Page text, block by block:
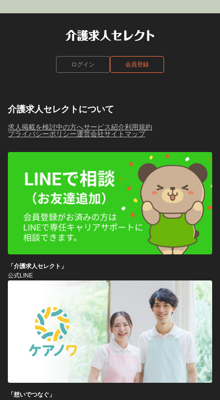
ログイン 会員登録
介護求人セレクトについて
求人掲載を検討中の方へサービス紹介利用規約
プライバシーポリシー運営会社サイトマップ
「介護求人セレクト」
公式LINE
「想いでつなぐ」